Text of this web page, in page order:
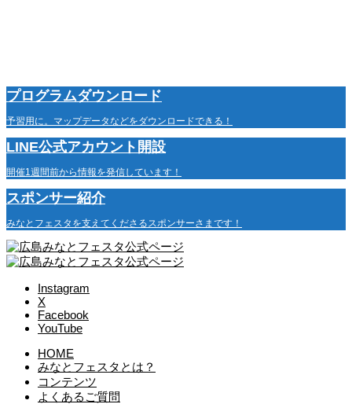
プログラムダウンロード
予習用に。マップデータなどをダウンロードできる！
LINE公式アカウント開設
開催1週間前から情報を発信しています！
スポンサー紹介
みなとフェスタを支えてくださるスポンサーさまです！
Instagram
X
Facebook
YouTube
HOME
みなとフェスタとは？
コンテンツ
よくあるご質問